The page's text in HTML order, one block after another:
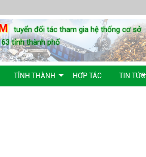
tuyển đối tác tham gia hệ thống cơ sở
tỉnh thành phố
TỈNH THÀNH HỢP TÁC TIN TỨC